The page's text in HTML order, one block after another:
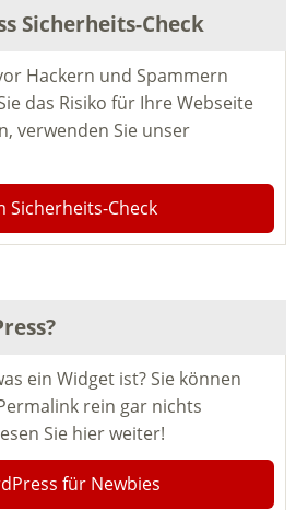
Sicherheits-Check
Hackern und Spammern
das Risiko für Ihre Webseite
verwenden Sie unser
Sicherheits-Check
ein Widget ist? Sie können
rein gar nichts
Sie hier weiter!
für Newbies